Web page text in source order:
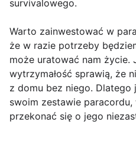
survivalowego.
Warto zainwestować w
że w razie potrzeby
może uratować nam życie.
wytrzymałość sprawią, że
z domu bez niego. Dlatego
swoim zestawie
przekonać się o jego